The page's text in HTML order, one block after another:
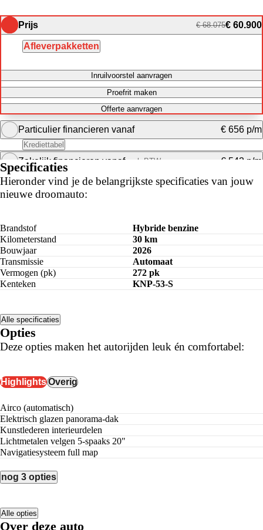
Prijs € 68.075€ 60.900
Afleverpakketten
Inruilvoorstel aanvragen
Proefrit maken
Offerte aanvragen
Particulier financieren vanaf € 656 p/m
Krediettabel
Zakelijk financieren vanafexcl. BTW € 542 p/m
Specificaties
Hieronder vind je de belangrijkste specificaties van jouw
nieuwe droomauto:
Brandstof
Hybride benzine
Kilometerstand
30 km
Bouwjaar
2026
Transmissie
Automaat
Vermogen (pk)
272 pk
Kenteken
KNP-53-S
Alle specificaties
Opties
Deze opties maken het autorijden leuk én comfortabel:
HighlightsOverig
airco (automatisch)
elektrisch glazen panorama-dak
kunstlederen interieurdelen
lichtmetalen velgen 5-spaaks 20"
navigatiesysteem full map
nog 3 opties
Alle opties
Over deze auto